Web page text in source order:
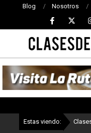
Blog Nosotros
CLASES
DE
Estas viendo: